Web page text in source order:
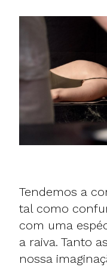
Tendemos a
tal como
com uma
a raiva. Tanto
nossa